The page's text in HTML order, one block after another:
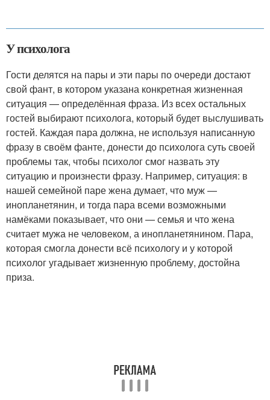
У психолога
Гости делятся на пары и эти пары по очереди достают
свой фант, в котором указана конкретная жизненная
ситуация — определённая фраза. Из всех остальных
гостей выбирают психолога, который будет выслушивать
гостей. Каждая пара должна, не используя написанную
фразу в своём фанте, донести до психолога суть своей
проблемы так, чтобы психолог смог назвать эту
ситуацию и произнести фразу. Например, ситуация: в
нашей семейной паре жена думает, что муж —
инопланетянин, и тогда пара всеми возможными
намёками показывает, что они — семья и что жена
считает мужа не человеком, а инопланетянином. Пара,
которая смогла донести всё психологу и у которой
психолог угадывает жизненную проблему, достойна
приза.